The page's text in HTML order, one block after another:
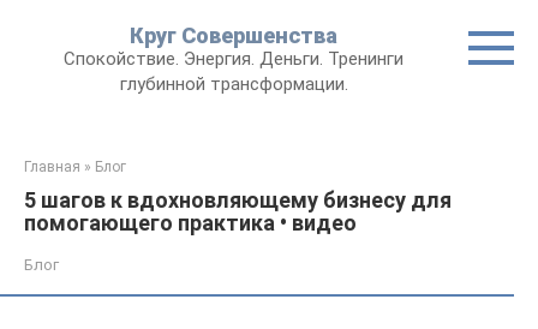
Круг Совершенства
Спокойствие. Энергия. Деньги. Тренинги
глубинной трансформации.
Главная » Блог
5 шагов к вдохновляющему бизнесу для
помогающего практика • видео
Блог